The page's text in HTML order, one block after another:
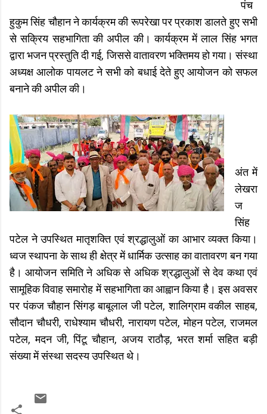
पंच
हुकुम सिंह चौहान ने कार्यक्रम की रूपरेखा पर प्रकाश डालते हुए सभी
से सक्रिय सहभागिता की अपील की। कार्यक्रम में लाल सिंह भगत
द्वारा भजन प्रस्तुति दी गई, जिससे वातावरण भक्तिमय हो गया। संस्था
अध्यक्ष आलोक पायलट ने सभी को बधाई देते हुए आयोजन को सफल
बनाने की अपील की।
अंत में
लेखरा
ज
सिंह
पटेल ने उपस्थित मातृशक्ति एवं श्रद्धालुओं का आभार व्यक्त किया।
ध्वज स्थापना के साथ ही क्षेत्र में धार्मिक उत्साह का वातावरण बन गया
है। आयोजन समिति ने अधिक से अधिक श्रद्धालुओं से देव कथा एवं
सामूहिक विवाह समारोह में सहभागिता का आह्वान किया है। इस अवसर
पर पंकज चौहान सिंगड़ बाबूलाल जी पटेल, शालिग्राम वकील साहब,
सौदान चौधरी, राधेश्याम चौधरी, नारायण पटेल, मोहन पटेल, राजमल
पटेल, मदन जी, पिंटू चौहान, अजय राठौड़, भरत शर्मा सहित बड़ी
संख्या में संस्था सदस्य उपस्थित थे।